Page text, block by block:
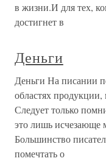
в жизни.И для тех,
достигнет в
Деньги
Деньги На писании
областях продукции,
Следует только
это лишь исчезающе
Большинство
помечтать о